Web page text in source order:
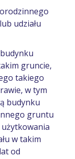
udziału
gruncie,
takiego
w tym
budynku
gruntu
w takim
od